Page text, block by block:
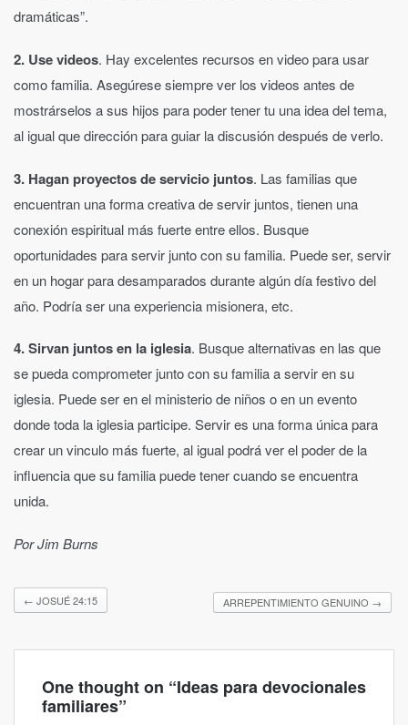
dramáticas”.
2. Use videos. Hay excelentes recursos en video para usar
como familia. Asegúrese siempre ver los videos antes de
mostrárselos a sus hijos para poder tener tu una idea del tema,
al igual que dirección para guiar la discusión después de verlo.
3. Hagan proyectos de servicio juntos. Las familias que
encuentran una forma creativa de servir juntos, tienen una
conexión espiritual más fuerte entre ellos. Busque
oportunidades para servir junto con su familia. Puede ser, servir
en un hogar para desamparados durante algún día festivo del
año. Podría ser una experiencia misionera, etc.
4. Sirvan juntos en la iglesia. Busque alternativas en las que
se pueda comprometer junto con su familia a servir en su
iglesia. Puede ser en el ministerio de niños o en un evento
donde toda la iglesia participe. Servir es una forma única para
crear un vinculo más fuerte, al igual podrá ver el poder de la
influencia que su familia puede tener cuando se encuentra
unida.
Por Jim Burns
← JOSUÉ 24:15 ARREPENTIMIENTO GENUINO →
One thought on “Ideas para devocionales
familiares”